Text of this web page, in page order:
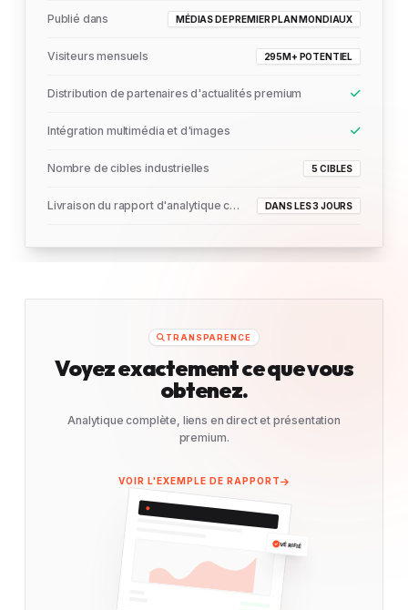
Publié dans MÉDIAS DE PREMIER PLAN MONDIAUX
Visiteurs mensuels 295M+ POTENTIEL
Distribution de partenaires d'actualités premium
Intégration multimédia et d'images
Nombre de cibles industrielles 5 CIBLES
Livraison du rapport d'analytique complet DANS LES 3 JOURS
TRANSPARENCE
Voyez exactement ce que vous
obtenez.
Analytique complète, liens en direct et présentation
premium.
VOIR L'EXEMPLE DE RAPPORT
VÉRIFIÉ